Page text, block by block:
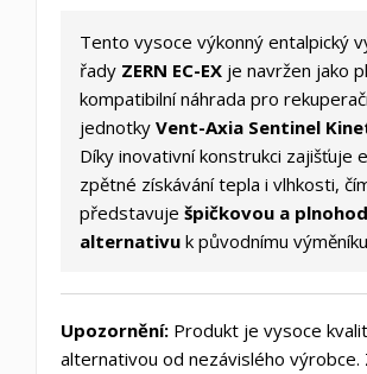
Tento vysoce výkonný entalpický
řady ZERN EC-EX je navržen jako
kompatibilní náhrada pro
jednotky Vent-Axia Sentinel
Díky inovativní konstrukci zajišťuje
zpětné získávání tepla i vlhkosti,
představuje špičkovou a
alternativu k původnímu
Upozornění: Produkt je vysoce
alternativou od nezávislého výrobce.